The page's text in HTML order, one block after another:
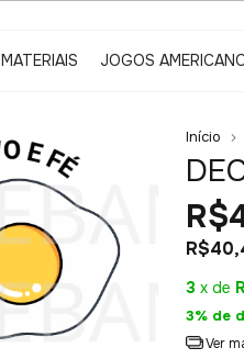
MATERIAIS JOGOS
Início
3 x de
3% de
Ver